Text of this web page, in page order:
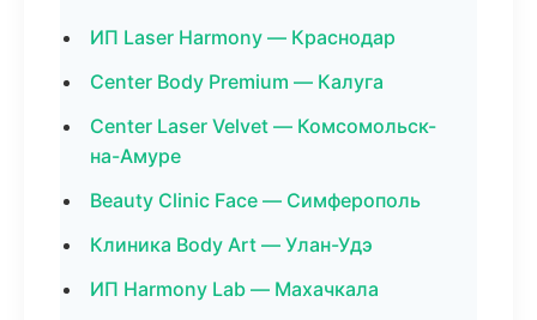
ИП Laser Harmony — Краснодар
Center Body Premium — Калуга
Center Laser Velvet — Комсомольск-
на-Амуре
Beauty Clinic Face — Симферополь
Клиника Body Art — Улан-Удэ
ИП Harmony Lab — Махачкала